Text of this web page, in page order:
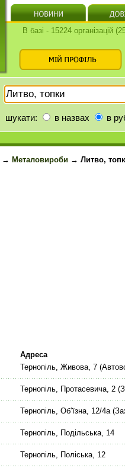
В базі - 15224 організацій
шукати: в назвах в
→ Металовироби → Литво,
Адреса
Тернопіль, Живова, 7
Тернопіль, Протасевича, 2
Тернопіль, Об’їзна, 12/4а
Тернопіль, Подільська, 14
Тернопіль, Поліська, 12